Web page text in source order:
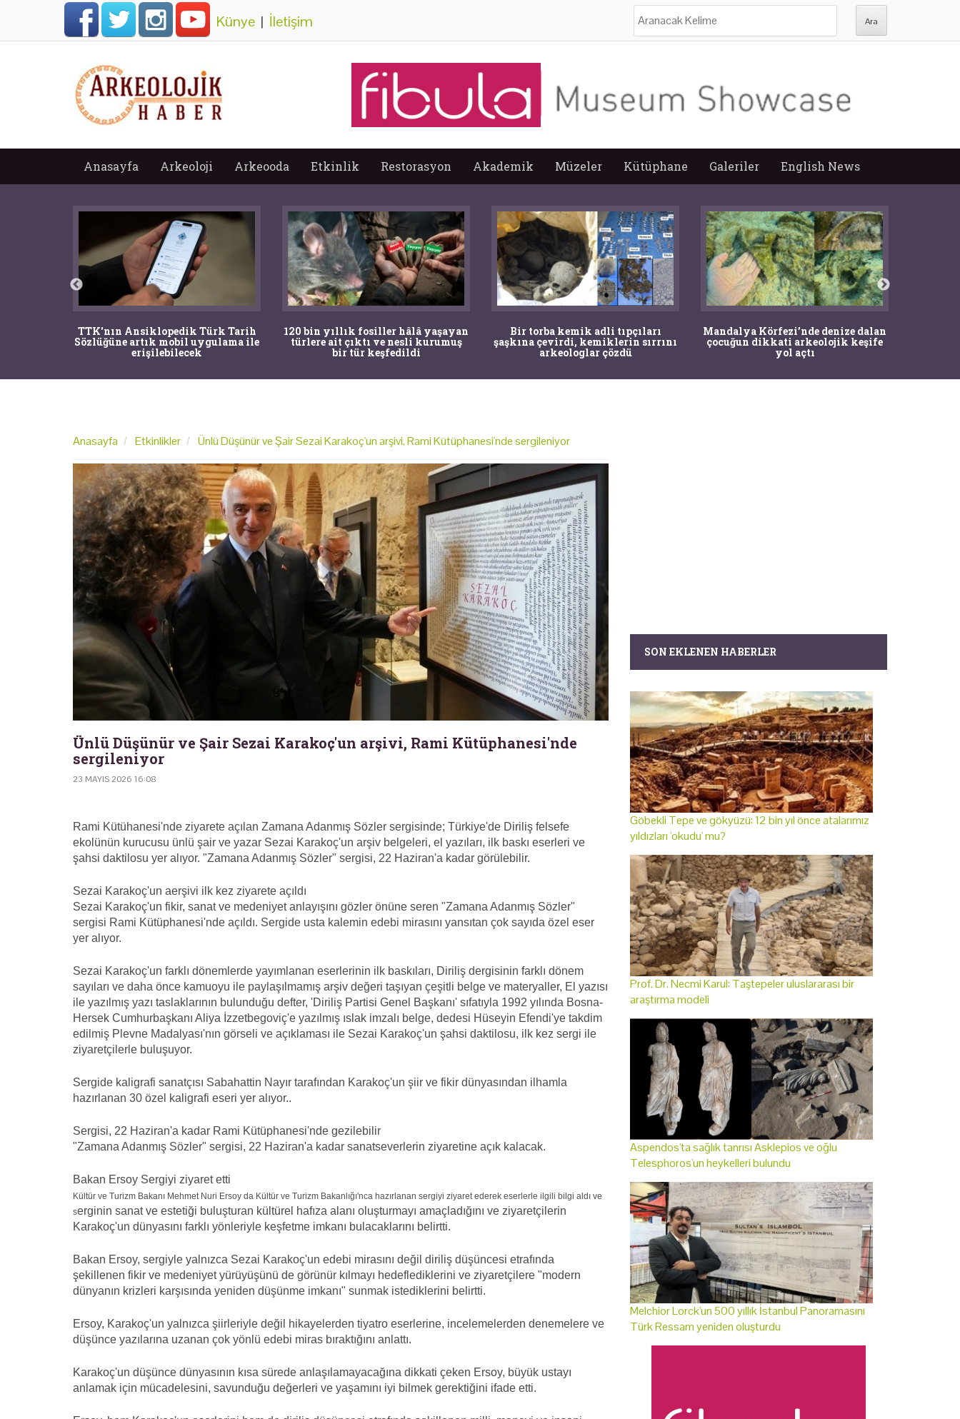
Künye | İletişim
Anasayfa Arkeoloji Arkeooda Etkinlik Restorasyon Akademik Müzeler Kütüphane Galeriler English News
TTK'nın Ansiklopedik Türk Tarih
Sözlüğüne artık mobil uygulama ile
erişilebilecek
120 bin yıllık fosiller hâlâ yaşayan
türlere ait çıktı ve nesli kurumuş
bir tür keşfedildi
Bir torba kemik adli tıpçıları
şaşkına çevirdi, kemiklerin sırrını
arkeologlar çözdü
Mandalya Körfezi’nde denize dalan
çocuğun dikkati arkeolojik keşife
yol açtı
Anasayfa Etkinlikler Ünlü Düşünür ve Şair Sezai Karakoç'un arşivi, Rami Kütüphanesi'nde sergileniyor
Ünlü Düşünür ve Şair Sezai Karakoç'un arşivi, Rami Kütüphanesi'nde
sergileniyor
23 MAYIS 2026 16:08
Rami Kütühanesi'nde ziyarete açılan Zamana Adanmış Sözler sergisinde; Türkiye'de Diriliş felsefe
ekolünün kurucusu ünlü şair ve yazar Sezai Karakoç'un arşiv belgeleri, el yazıları, ilk baskı eserleri ve
şahsi daktilosu yer alıyor. "Zamana Adanmış Sözler" sergisi, 22 Haziran'a kadar görülebilir.
Sezai Karakoç'un aerşivi ilk kez ziyarete açıldı
Sezai Karakoç'un fikir, sanat ve medeniyet anlayışını gözler önüne seren "Zamana Adanmış Sözler"
sergisi Rami Kütüphanesi'nde açıldı. Sergide usta kalemin edebi mirasını yansıtan çok sayıda özel eser
yer alıyor.
Sezai Karakoç'un farklı dönemlerde yayımlanan eserlerinin ilk baskıları, Diriliş dergisinin farklı dönem
sayıları ve daha önce kamuoyu ile paylaşılmamış arşiv değeri taşıyan çeşitli belge ve materyaller, El yazısı
ile yazılmış yazı taslaklarının bulunduğu defter, 'Diriliş Partisi Genel Başkanı' sıfatıyla 1992 yılında Bosna-
Hersek Cumhurbaşkanı Aliya İzzetbegoviç'e yazılmış ıslak imzalı belge, dedesi Hüseyin Efendi'ye takdim
edilmiş Plevne Madalyası'nın görseli ve açıklaması ile Sezai Karakoç'un şahsi daktilosu, ilk kez sergi ile
ziyaretçilerle buluşuyor.
Sergide kaligrafi sanatçısı Sabahattin Nayır tarafından Karakoç'un şiir ve fikir dünyasından ilhamla
hazırlanan 30 özel kaligrafi eseri yer alıyor..
Sergisi, 22 Haziran'a kadar Rami Kütüphanesi'nde gezilebilir
"Zamana Adanmış Sözler" sergisi, 22 Haziran'a kadar sanatseverlerin ziyaretine açık kalacak.
Bakan Ersoy Sergiyi ziyaret etti
Kültür ve Turizm Bakanı Mehmet Nuri Ersoy da Kültür ve Turizm Bakanlığı'nca hazırlanan sergiyi ziyaret ederek eserlerle ilgili bilgi aldı ve
serginin sanat ve estetiği buluşturan kültürel hafıza alanı oluşturmayı amaçladığını ve ziyaretçilerin
Karakoç'un dünyasını farklı yönleriyle keşfetme imkanı bulacaklarını belirtti.
Bakan Ersoy, sergiyle yalnızca Sezai Karakoç'un edebi mirasını değil diriliş düşüncesi etrafında
şekillenen fikir ve medeniyet yürüyüşünü de görünür kılmayı hedeflediklerini ve ziyaretçilere "modern
dünyanın krizleri karşısında yeniden düşünme imkanı" sunmak istediklerini belirtti.
Ersoy, Karakoç'un yalnızca şiirleriyle değil hikayelerden tiyatro eserlerine, incelemelerden denemelere ve
düşünce yazılarına uzanan çok yönlü edebi miras bıraktığını anlattı.
Karakoç'un düşünce dünyasının kısa sürede anlaşılamayacağına dikkati çeken Ersoy, büyük ustayı
anlamak için mücadelesini, savunduğu değerleri ve yaşamını iyi bilmek gerektiğini ifade etti.
SON EKLENEN HABERLER
Göbekli Tepe ve gökyüzü: 12 bin yıl önce atalarımız
yıldızları 'okudu' mu?
Prof. Dr. Necmi Karul: Taştepeler uluslararası bir
araştırma modeli
Aspendos'ta sağlık tanrısı Asklepios ve oğlu
Telesphoros'un heykelleri bulundu
Melchior Lorck'un 500 yıllık İstanbul Panoramasını
Türk Ressam yeniden oluşturdu